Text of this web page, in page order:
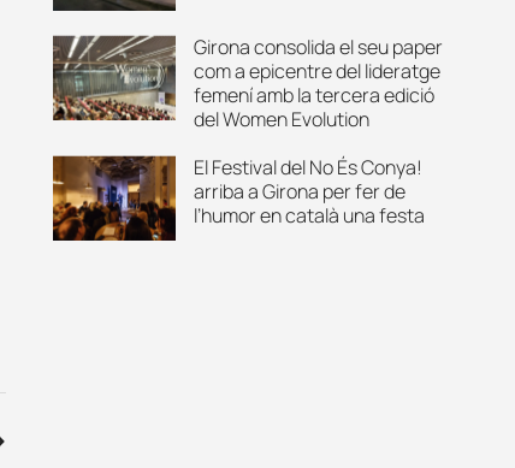
Girona consolida el seu paper
com a epicentre del lideratge
femení amb la tercera edició
del Women Evolution
El Festival del No És Conya!
arriba a Girona per fer de
l’humor en català una festa